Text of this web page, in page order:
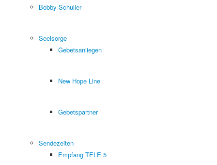
Bobby Schuller
Seelsorge
Gebetsanliegen
New Hope Line
Gebetspartner
Sendezeiten
Empfang TELE 5